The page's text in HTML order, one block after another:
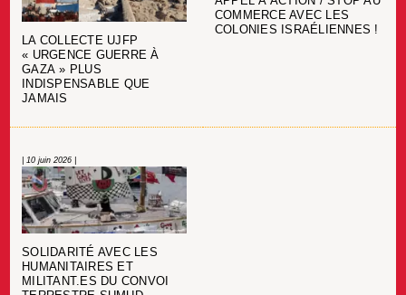
LA COLLECTE UJFP
« URGENCE GUERRE À
GAZA » PLUS
INDISPENSABLE QUE
JAMAIS
COMMERCE AVEC LES
COLONIES ISRAÉLIENNES !
| 10 juin 2026 |
SOLIDARITÉ AVEC LES
HUMANITAIRES ET
MILITANT.ES DU CONVOI